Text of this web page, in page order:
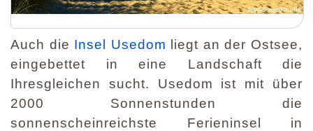
Auch die Insel Usedom liegt an der Ostsee,
eingebettet in eine Landschaft die
Ihresgleichen sucht. Usedom ist mit über
2000 Sonnenstunden die
sonnenscheinreichste Ferieninsel in